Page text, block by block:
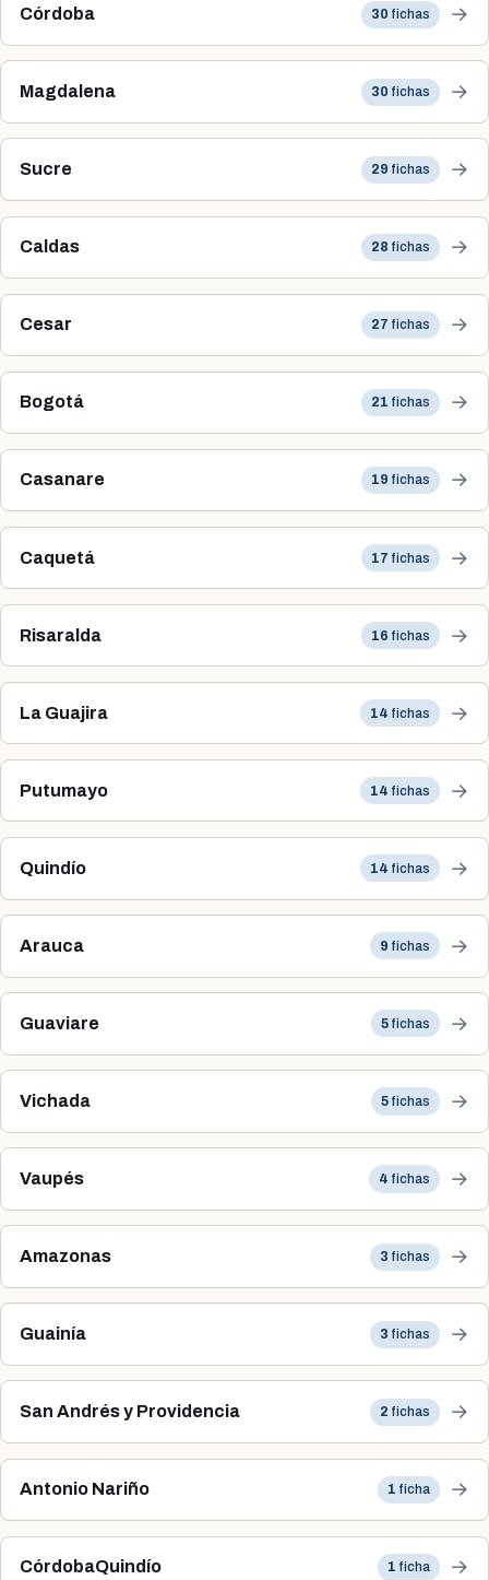
Córdoba 30 fichas →
Magdalena 30 fichas →
Sucre 29 fichas →
Caldas 28 fichas →
Cesar 27 fichas →
Bogotá 21 fichas →
Casanare 19 fichas →
Caquetá 17 fichas →
Risaralda 16 fichas →
La Guajira 14 fichas →
Putumayo 14 fichas →
Quindío 14 fichas →
Arauca 9 fichas →
Guaviare 5 fichas →
Vichada 5 fichas →
Vaupés 4 fichas →
Amazonas 3 fichas →
Guainía 3 fichas →
San Andrés y Providencia 2 fichas →
Antonio Nariño 1 ficha →
CórdobaQuindío 1 ficha →